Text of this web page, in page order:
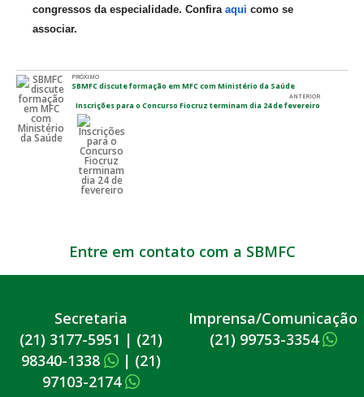
congressos da especialidade. Confiraaqui como se
associar.
PRÓXIMO
SBMFC discute formação em MFC com Ministério da Saúde
ANTERIOR
Inscrições para o Concurso Fiocruz terminam dia 24 de fevereiro
Entre em contato com a SBMFC
Secretaria
(21) 3177-5951 | (21)
98340-1338
| (21)
97103-2174
Imprensa/Comunicação
(21) 99753-3354